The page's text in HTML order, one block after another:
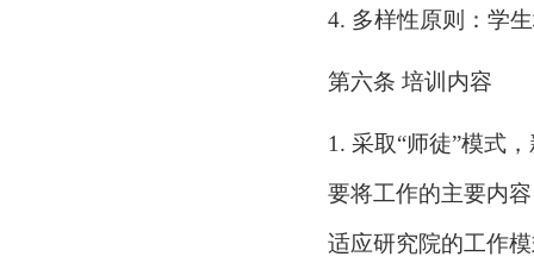
4. 多样性原则：学
第六条培训内容
1.采取“师徒”模式
要将工作的主要内
适应研究院的工作